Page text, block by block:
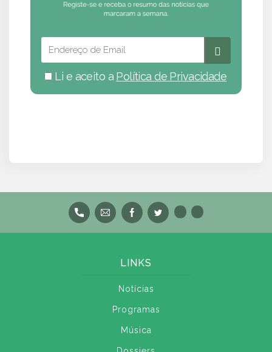
Li e aceito a Política de Privacidade
LINKS
Notícias
Programas
Música